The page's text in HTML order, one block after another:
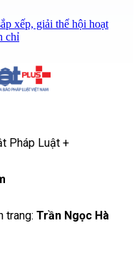
xếp, giải thể hội hoạt
chỉ
Pháp Luật +
trang: Trần Ngọc Hà